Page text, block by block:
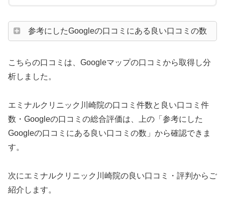
参考にしたGoogleの口コミにある良い口コミの数
こちらの口コミは、Googleマップの口コミから取得し分
析しました。
エミナルクリニック川崎院の口コミ件数と良い口コミ件
数・Googleの口コミの総合評価は、上の「参考にした
Googleの口コミにある良い口コミの数」から確認できま
す。
次にエミナルクリニック川崎院の良い口コミ・評判からご
紹介します。